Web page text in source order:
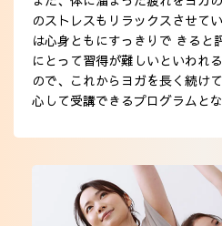
のストレスもリラックスさせて
は心身ともにすっきりで きると
にとって習得が難しいといわれ
ので、これからヨガを長く続け
心して受講できるプログラムとな